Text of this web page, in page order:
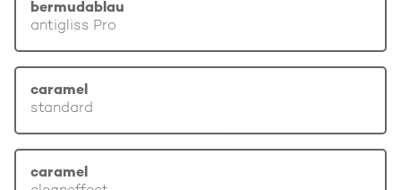
bermudablau
antigliss Pro
caramel
standard
caramel